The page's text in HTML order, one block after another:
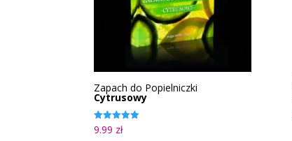
Zapach do Popielniczki
Cytrusowy
Oceniono
5.00
9.99 zł